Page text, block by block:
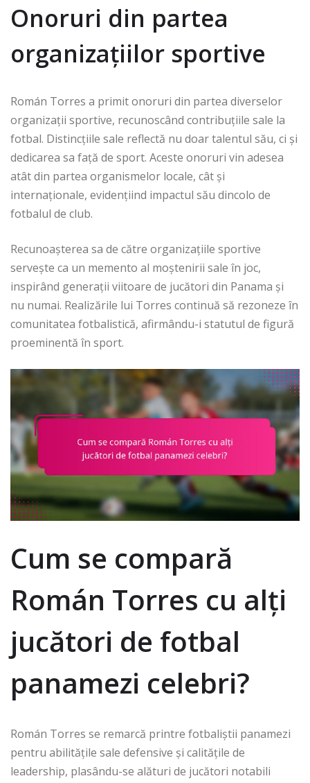
Onoruri din partea
organizațiilor sportive
Román Torres a primit onoruri din partea diverselor
organizații sportive, recunoscând contribuțiile sale la
fotbal. Distincțiile sale reflectă nu doar talentul său, ci și
dedicarea sa față de sport. Aceste onoruri vin adesea
atât din partea organismelor locale, cât și
internaționale, evidențiind impactul său dincolo de
fotbalul de club.
Recunoașterea sa de către organizațiile sportive
servește ca un memento al moștenirii sale în joc,
inspirând generații viitoare de jucători din Panama și
nu numai. Realizările lui Torres continuă să rezoneze în
comunitatea fotbalistică, afirmându-i statutul de figură
proeminentă în sport.
Cum se compară
Román Torres cu alți
jucători de fotbal
panamezi celebri?
Román Torres se remarcă printre fotbaliștii panamezi
pentru abilitățile sale defensive și calitățile de
leadership, plasându-se alături de jucători notabili